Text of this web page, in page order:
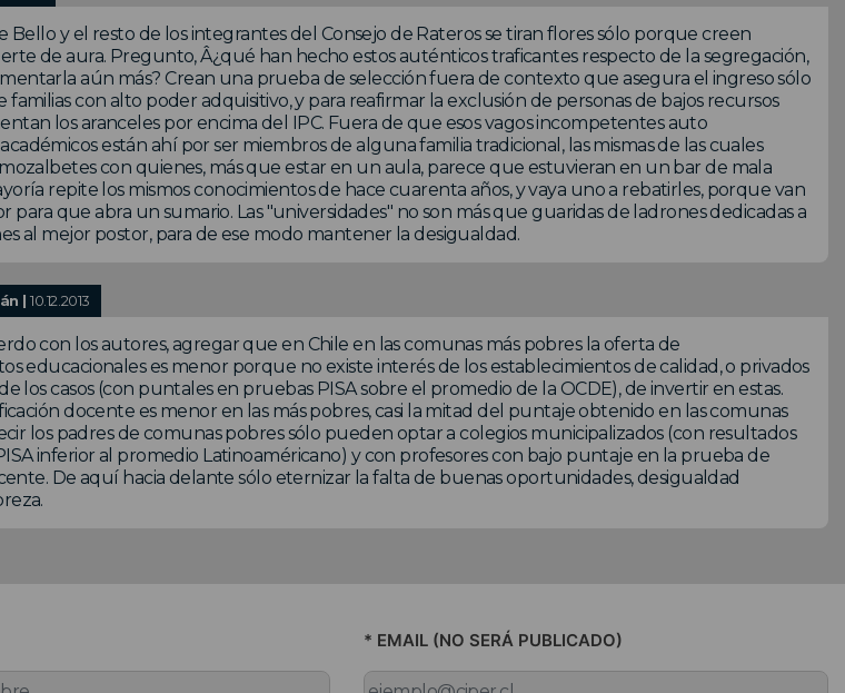
Bello y el resto de los integrantes del Consejo de Rateros se tiran flores sólo porque creen
de aura. Pregunto, Â¿qué han hecho estos auténticos traficantes respecto de la segregación,
aún más? Crean una prueba de selección fuera de contexto que asegura el ingreso sólo
familias con alto poder adquisitivo, y para reafirmar la exclusión de personas de bajos recursos
los aranceles por encima del IPC. Fuera de que esos vagos incompetentes auto
están ahí por ser miembros de alguna familia tradicional, las mismas de las cuales
con quienes, más que estar en un aula, parece que estuvieran en un bar de mala
repite los mismos conocimientos de hace cuarenta años, y vaya uno a rebatirles, porque van
para que abra un sumario. Las "universidades" no son más que guaridas de ladrones dedicadas a
al mejor postor, para de ese modo mantener la desigualdad.
|10.12.2013
con los autores, agregar que en Chile en las comunas más pobres la oferta de
educacionales es menor porque no existe interés de los establecimientos de calidad, o privados
los casos (con puntales en pruebas PISA sobre el promedio de la OCDE), de invertir en estas.
docente es menor en las más pobres, casi la mitad del puntaje obtenido en las comunas
los padres de comunas pobres sólo pueden optar a colegios municipalizados (con resultados
inferior al promedio Latinoaméricano) y con profesores con bajo puntaje en la prueba de
De aquí hacia delante sólo eternizar la falta de buenas oportunidades, desigualdad
* EMAIL (NO SERÁ PUBLICADO)